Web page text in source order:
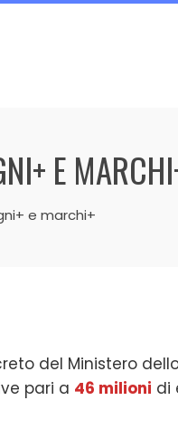
E
e marchi+
del Ministero
pari a 46 milioni di